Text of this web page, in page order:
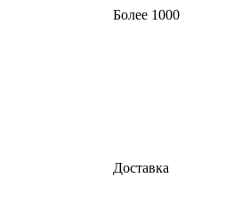
Более 1000
Доставка